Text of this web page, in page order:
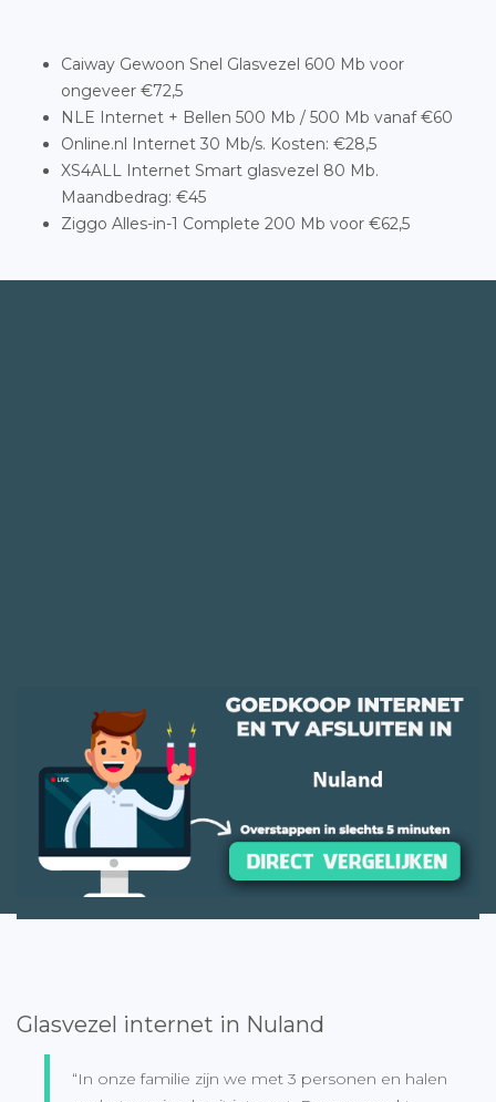
Caiway Gewoon Snel Glasvezel 600 Mb voor
ongeveer €72,5
NLE Internet + Bellen 500 Mb / 500 Mb vanaf €60
Online.nl Internet 30 Mb/s. Kosten: €28,5
XS4ALL Internet Smart glasvezel 80 Mb.
Maandbedrag: €45
Ziggo Alles-in-1 Complete 200 Mb voor €62,5
Glasvezel internet in Nuland
“In onze familie zijn we met 3 personen en halen